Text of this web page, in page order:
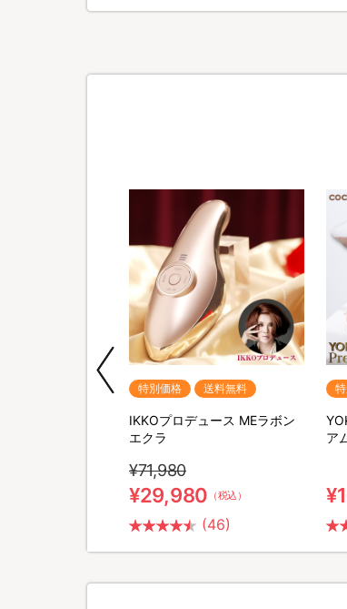
特別価格 送料無料
IKKOプロデュース MEラボン
エクラ
¥71,980
¥29,980 （税込）
(46)
ア